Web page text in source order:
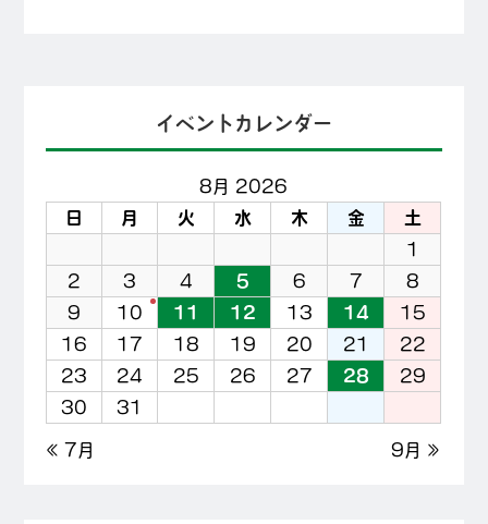
イベントカレンダー
8月 2026
日
月 火 水 木 金
土
1
2
3 4 5 6 7
8
9
10 11 12 13 14
15
16
17 18 19 20 21
22
23
24 25 26 27 28
29
30
31
« 7月 9月 »